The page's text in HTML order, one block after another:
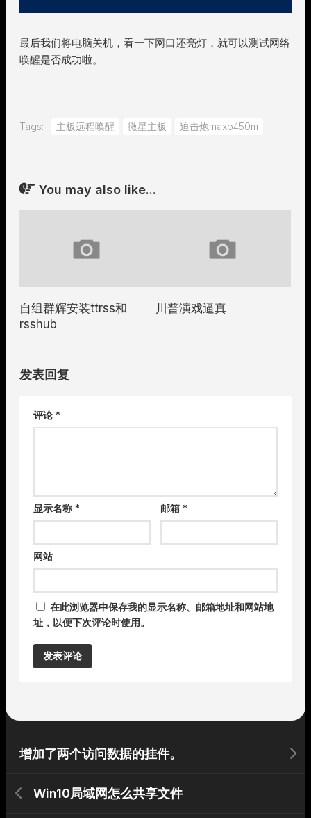
最后我们将电脑关机，看一下网口还亮灯，就可以测试网络
唤醒是否成功啦。
Tags: 主板远程唤醒 微星主板 迫击炮maxb450m
You may also like...
自组群辉安装ttrss和
rsshub
川普演戏逼真
发表回复
评论 *
显示名称 * 邮箱*
网站
在此浏览器中保存我的显示名称、邮箱地址和网站地
址，以便下次评论时使用。
增加了两个访问数据的挂件。
Win10局域网怎么共享文件